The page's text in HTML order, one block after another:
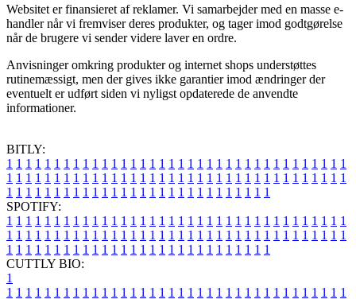
Websitet er finansieret af reklamer. Vi samarbejder med en masse e-
handler når vi fremviser deres produkter, og tager imod godtgørelse
når de brugere vi sender videre laver en ordre.
Anvisninger omkring produkter og internet shops understøttes
rutinemæssigt, men der gives ikke garantier imod ændringer der
eventuelt er udført siden vi nyligst opdaterede de anvendte
informationer.
BITLY:
1 1 1 1 1 1 1 1 1 1 1 1 1 1 1 1 1 1 1 1 1 1 1 1 1 1 1 1 1 1 1 1 1 1 1 1
1 1 1 1 1 1 1 1 1 1 1 1 1 1 1 1 1 1 1 1 1 1 1 1 1 1 1 1 1 1 1 1 1 1 1 1
1 1 1 1 1 1 1 1 1 1 1 1 1 1 1 1 1 1 1 1 1 1 1 1 1 1 1 1
SPOTIFY:
1 1 1 1 1 1 1 1 1 1 1 1 1 1 1 1 1 1 1 1 1 1 1 1 1 1 1 1 1 1 1 1 1 1 1 1
1 1 1 1 1 1 1 1 1 1 1 1 1 1 1 1 1 1 1 1 1 1 1 1 1 1 1 1 1 1 1 1 1 1 1 1
1 1 1 1 1 1 1 1 1 1 1 1 1 1 1 1 1 1 1 1 1 1 1 1 1 1 1 1
CUTTLY BIO:
1
1 1 1 1 1 1 1 1 1 1 1 1 1 1 1 1 1 1 1 1 1 1 1 1 1 1 1 1 1 1 1 1 1 1 1 1